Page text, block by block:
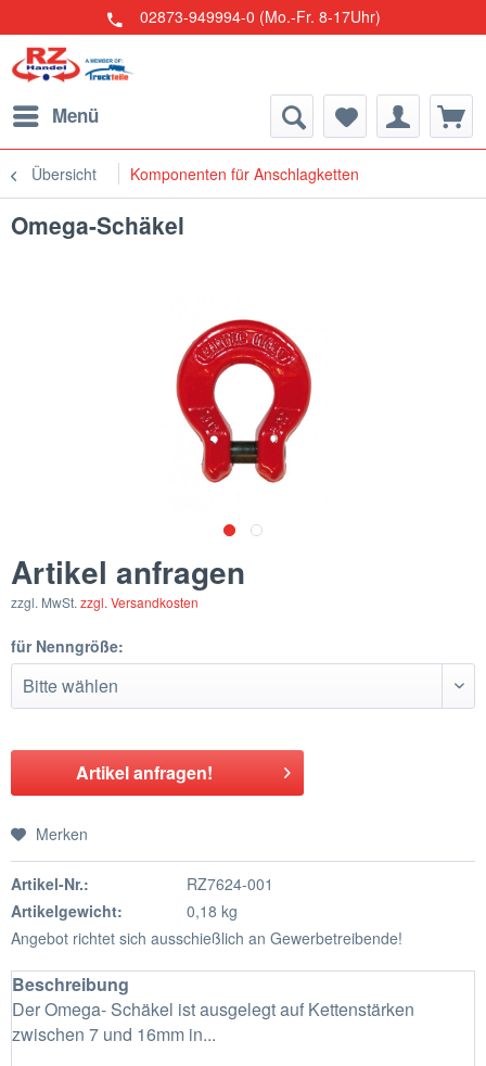
02873-949994-0 (Mo.-Fr. 8-17Uhr)
Menü
Übersicht Komponenten für Anschlagketten
Omega-Schäkel
Artikel anfragen
zzgl. MwSt. zzgl. Versandkosten
für Nenngröße:
Artikel anfragen!
Merken
Artikel-Nr.:
RZ7624-001
Artikelgewicht:
0,18 kg
Angebot richtet sich ausschießlich an Gewerbetreibende!
Beschreibung
Der Omega- Schäkel ist ausgelegt auf Kettenstärken
zwischen 7 und 16mm in...